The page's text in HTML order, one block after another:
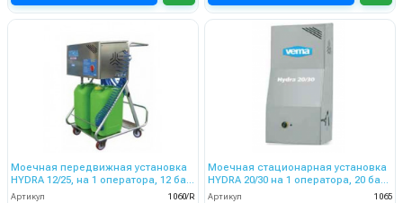
Моечная передвижная установка
HYDRA 12/25, на 1 оператора, 12 бар,
25 л/мин.
Артикул
1060/R
Моечная стационарная установка
HYDRA 20/30 на 1 оператора, 20 бар,
30 л/мин.
Артикул
1065